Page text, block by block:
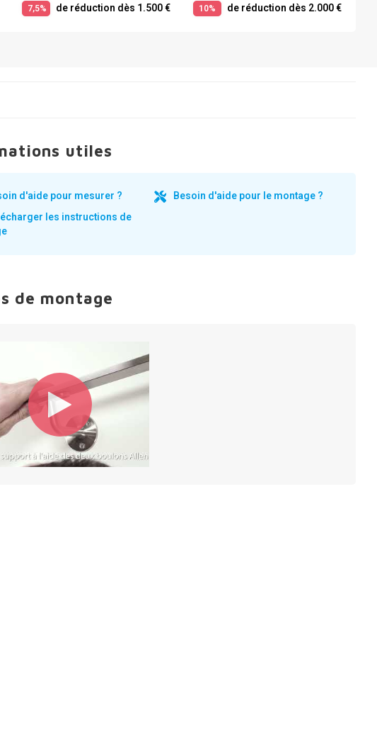
7,5% de réduction dès 1.500 € 10% de réduction dès 2.000 €
utiles
d'aide pour mesurer ?
Besoin d'aide pour le montage ?
les instructions de
de montage